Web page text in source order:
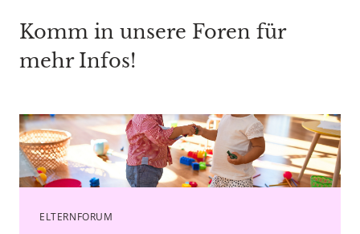
Komm in unsere Foren für
mehr Infos!
Caption Krakenimages.com - Copyright agency
stock.adobe.com
ELTERNFORUM